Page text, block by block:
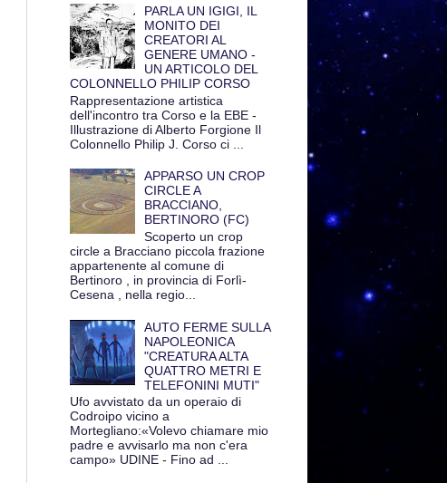
PARLA UN IGIGI, IL
MONITO DEI
CREATORI AL
GENERE UMANO -
UN ARTICOLO DEL
COLONNELLO PHILIP CORSO
Rappresentazione artistica
dell'incontro tra Corso e la EBE -
Illustrazione di Alberto Forgione Il
Colonnello Philip J. Corso ci ...
APPARSO UN CROP
CIRCLE A
BRACCIANO,
BERTINORO (FC)
Scoperto un crop
circle a Bracciano piccola frazione
appartenente al comune di
Bertinoro , in provincia di Forlì-
Cesena , nella regio...
AUTO FERME SULLA
NAPOLEONICA
"CREATURA ALTA
QUATTRO METRI E
TELEFONINI MUTI"
Ufo avvistato da un operaio di
Codroipo vicino a
Mortegliano:«Volevo chiamare mio
padre e avvisarlo ma non c'era
campo» UDINE - Fino ad ...